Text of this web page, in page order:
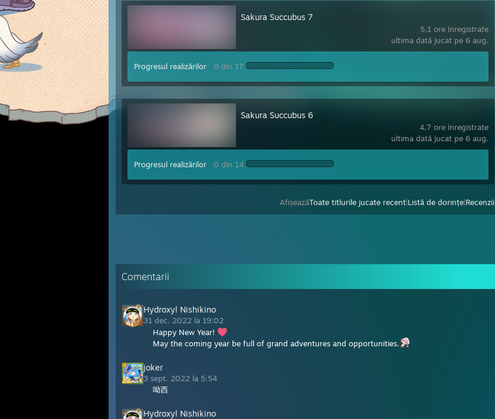
5,1 ore înregistrate
ultima dată jucat pe 6 aug.
Sakura Succubus 7
Progresul realizărilor 0 din 17
4,7 ore înregistrate
ultima dată jucat pe 6 aug.
Sakura Succubus 6
Progresul realizărilor 0 din 14
AfișeazăToate titlurile jucate recent Listă de dorințe Recenzii
Comentarii
Hydroxyl Nishikino
31 dec. 2022 la 19:02
Happy New Year!
May the coming year be full of grand adventures and opportunities.
joker
3 sept. 2022 la 5:54
呦西
Hydroxyl Nishikino